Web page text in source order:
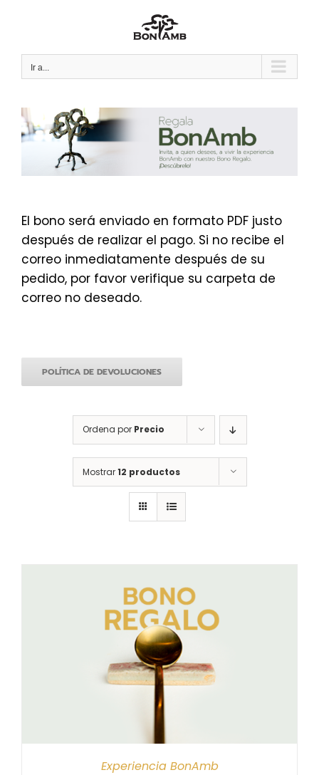
Ir a...
El bono será enviado en formato PDF justo
después de realizar el pago. Si no recibe el
correo inmediatamente después de su
pedido, por favor verifique su carpeta de
correo no deseado.
POLÍTICA DE DEVOLUCIONES
Ordena por Precio
Mostrar12 productos
Experiencia BonAmb